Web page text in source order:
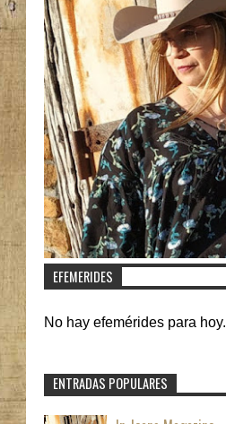
EFEMERIDES
No hay efemérides para hoy.
ENTRADAS POPULARES